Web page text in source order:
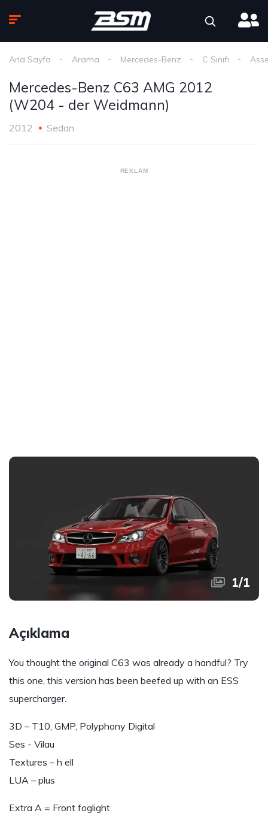
Ana Sayfa Arama Mercedes-Benz C Sınıfı
Mercedes-Benz C63 AMG 2012
(W204 - der Weidmann)
2012 Sedan
REKLAM
1/1
Açıklama
You thought the original C63 was already a handful? Try
this one, this version has been beefed up with an ESS
supercharger.
3D – T10, GMP, Polyphony Digital
Ses - Vilau
Textures – h ell
LUA – plus
Extra A = Front foglight